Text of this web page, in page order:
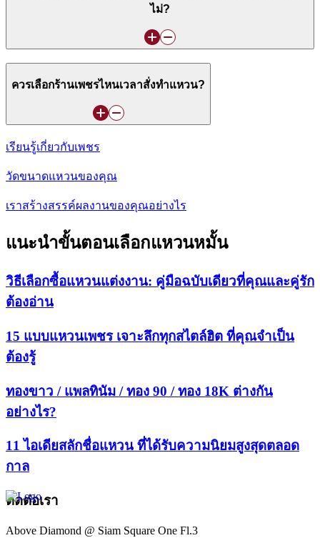
ไม่?
ควรเลือกร้านเพชรไหนเวลาสั่งทำแหวน?
เรียนรู้เกี่ยวกับเพชร
วัดขนาดแหวนของคุณ
เราสร้างสรรค์ผลงานของคุณอย่างไร
แนะนำขั้นตอนเลือกแหวนหมั้น
วิธีเลือกซื้อแหวนแต่งงาน: คู่มือฉบับเดียวที่คุณและคู่รัก
ต้องอ่าน
15 แบบแหวนเพชร เจาะลึกทุกสไตล์ฮิต ที่คุณจำเป็น
ต้องรู้
ทองขาว / แพลทินัม / ทอง 90 / ทอง 18K ต่างกัน
อย่างไร?
11 ไอเดียสลักชื่อแหวน ที่ได้รับความนิยมสูงสุดตลอด
กาล
ติดต่อเรา
Above Diamond @ Siam Square One Fl.3